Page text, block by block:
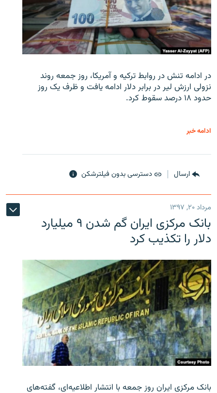
در ادامه تنش در روابط ترکیه و آمریکا، روز جمعه روند
نزولی ارزش لیر در برابر دلار ادامه یافت و ظرف یک روز
حدود ۱۸ درصد سقوط کرد.
ادامه خبر
ارسال دسترسی بدون فیلترشکن
مرداد ۲۰, ۱۳۹۷
بانک مرکزی ایران گم شدن ۹ میلیارد
دلار را تکذیب کرد
بانک مرکزی ایران روز جمعه با انتشار اطلاعیه‌ای، گفته‌های